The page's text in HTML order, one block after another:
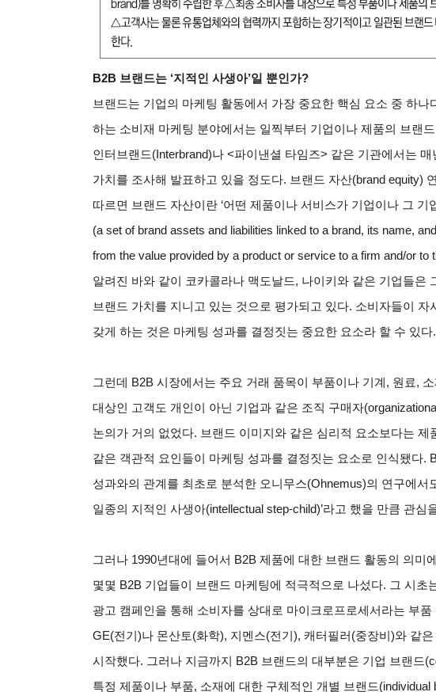
B2B 브랜드는 ‘지적인 사생아’일 뿐인가?
브랜드는 기업의 마케팅 활동에서 가장 중요한 핵심 요소 중 하나
하는 소비재 마케팅 분야에서는 일찍부터 기업이나 제품의 브랜
인터브랜드(Interbrand)나 <파이낸셜 타임즈> 같은 기관에서는
가치를 조사해 발표하고 있을 정도다. 브랜드 자산(brand equity)
따르면 브랜드 자산이란 ‘어떤 제품이나 서비스가 기업이나 그
(a set of brand assets and liabilities linked to a brand, its name,
from the value provided by a product or service to a firm and/or to
알려진 바와 같이 코카콜라나 맥도날드, 나이키와 같은 기업들은
브랜드 가치를 지니고 있는 것으로 평가되고 있다. 소비자들이 자
갖게 하는 것은 마케팅 성과를 결정짓는 중요한 요소라 할 수 있다.
그런데 B2B 시장에서는 주요 거래 품목이 부품이나 기계, 원료,
대상인 고객도 개인이 아닌 기업과 같은 조직 구매자
논의가 거의 없었다. 브랜드 이미지와 같은 심리적 요소보다는
같은 객관적 요인들이 마케팅 성과를 결정짓는 요소로 인식됐다.
성과와의 관계를 최초로 분석한 오니무스(Ohnemus)의 연구에서
일종의 지적인 사생아(intellectual step-child)’라고 했을 만큼 관심
그러나 1990년대에 들어서 B2B 제품에 대한 브랜드 활동의 의미
몇몇 B2B 기업들이 브랜드 마케팅에 적극적으로 나섰다. 그 시초
광고 캠페인을 통해 소비자를 상대로 마이크로프로세서라는 부
GE(전기)나 몬산토(화학), 지멘스(전기), 캐터필러(중장비)와 같
시작했다. 그러나 지금까지 B2B 브랜드의 대부분은 기업 브랜드
특정 제품이나 부품, 소재에 대한 구체적인 개별 브랜드(individual